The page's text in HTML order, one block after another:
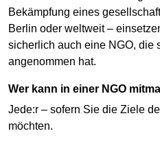
Bekämpfung eines
Berlin oder weltweit –
sicherlich auch eine NGO, die
angenommen hat.
Wer kann in einer NGO
Jede:r – sofern Sie die Ziele
möchten.